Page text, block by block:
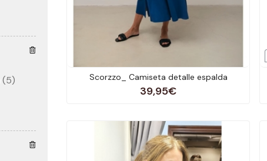
Scorzzo_ Camiseta detalle espalda
39,95€
(5)